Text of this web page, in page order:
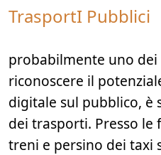
TrasportI Pubblici
probabilmente uno
riconoscere il
digitale sul pubblico,
dei trasporti. Presso
treni e persino dei taxi